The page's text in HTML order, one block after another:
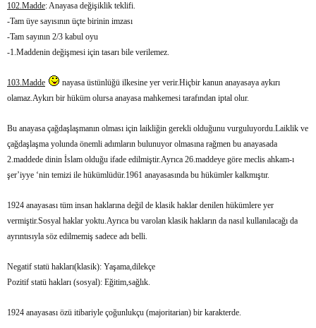
102.Madde: Anayasa değişiklik teklifi.
-Tam üye sayısının üçte birinin imzası
-Tam sayının 2/3 kabul oyu
-1.Maddenin değişmesi için tasarı bile verilemez.
103.Madde
nayasa üstünlüğü ilkesine yer verir.Hiçbir kanun anayasaya aykırı
olamaz.Aykırı bir hüküm olursa anayasa mahkemesi tarafından iptal olur.
Bu anayasa çağdaşlaşmanın olması için laikliğin gerekli olduğunu vurguluyordu.Laiklik ve
çağdaşlaşma yolunda önemli adımların bulunuyor olmasına rağmen bu anayasada
2.maddede dinin İslam olduğu ifade edilmiştir.Ayrıca 26.maddeye göre meclis ahkam-ı
şer’iyye ‘nin temizi ile hükümlüdür.1961 anayasasında bu hükümler kalkmıştır.
1924 anayasası tüm insan haklarına değil de klasik haklar denilen hükümlere yer
vermiştir.Sosyal haklar yoktu.Ayrıca bu varolan klasik hakların da nasıl kullanılacağı da
ayrıntısıyla söz edilmemiş sadece adı belli.
Negatif statü hakları(klasik): Yaşama,dilekçe
Pozitif statü hakları (sosyal): Eğitim,sağlık.
1924 anayasası özü itibariyle çoğunlukçu (majoritarian) bir karakterde.